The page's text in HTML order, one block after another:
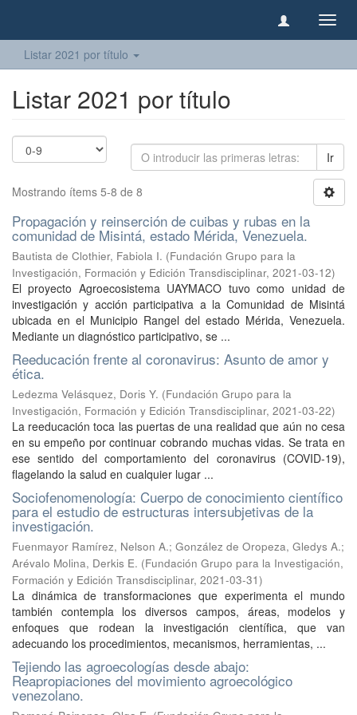
Listar 2021 por título
Listar 2021 por título
Ir
Mostrando ítems 5-8 de 8
Propagación y reinserción de cuibas y rubas en la
comunidad de Misintá, estado Mérida, Venezuela.
Bautista de Clothier, Fabiola I. (Fundación Grupo para la
Investigación, Formación y Edición Transdisciplinar, 2021-03-12)
El proyecto Agroecosistema UAYMACO tuvo como unidad de
investigación y acción participativa a la Comunidad de Misintá
ubicada en el Municipio Rangel del estado Mérida, Venezuela.
Mediante un diagnóstico participativo, se ...
Reeducación frente al coronavirus: Asunto de amor y
ética.
Ledezma Velásquez, Doris Y. (Fundación Grupo para la
Investigación, Formación y Edición Transdisciplinar, 2021-03-22)
La reeducación toca las puertas de una realidad que aún no cesa
en su empeño por continuar cobrando muchas vidas. Se trata en
ese sentido del comportamiento del coronavirus (COVID-19),
flagelando la salud en cualquier lugar ...
Sociofenomenología: Cuerpo de conocimiento científico
para el estudio de estructuras intersubjetivas de la
investigación.
Fuenmayor Ramírez, Nelson A.; González de Oropeza, Gledys A.;
Arévalo Molina, Derkis E. (Fundación Grupo para la Investigación,
Formación y Edición Transdisciplinar, 2021-03-31)
La dinámica de transformaciones que experimenta el mundo
también contempla los diversos campos, áreas, modelos y
enfoques que rodean la investigación científica, que van
adecuando los procedimientos, mecanismos, herramientas, ...
Tejiendo las agroecologías desde abajo:
Reapropiaciones del movimiento agroecológico
venezolano.